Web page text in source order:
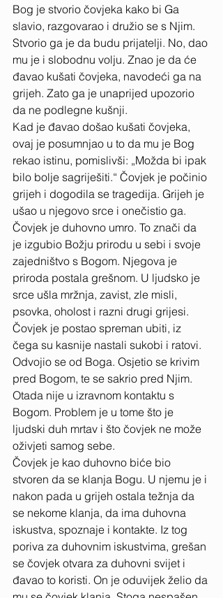
Bog je stvorio čovjeka kako bi Ga
slavio, razgovarao i družio se s Njim.
Stvorio ga je da budu prijatelji. No, dao
mu je i slobodnu volju. Znao je da će
đavao kušati čovjeka, navodeći ga na
grijeh. Zato ga je unaprijed upozorio
da ne podlegne kušnji.
Kad je đavao došao kušati čovjeka,
ovaj je posumnjao u to da mu je Bog
rekao istinu, pomislivši: „Možda bi ipak
bilo bolje sagriješiti.“ Čovjek je počinio
grijeh i dogodila se tragedija. Grijeh je
ušao u njegovo srce i onečistio ga.
Čovjek je duhovno umro. To znači da
je izgubio Božju prirodu u sebi i svoje
zajedništvo s Bogom. Njegova je
priroda postala grešnom. U ljudsko je
srce ušla mržnja, zavist, zle misli,
psovka, oholost i razni drugi grijesi.
Čovjek je postao spreman ubiti, iz
čega su kasnije nastali sukobi i ratovi.
Odvojio se od Boga. Osjetio se krivim
pred Bogom, te se sakrio pred Njim.
Otada nije u izravnom kontaktu s
Bogom. Problem je u tome što je
ljudski duh mrtav i što čovjek ne može
oživjeti samog sebe.
Čovjek je kao duhovno biće bio
stvoren da se klanja Bogu. U njemu je i
nakon pada u grijeh ostala težnja da
se nekome klanja, da ima duhovna
iskustva, spoznaje i kontakte. Iz tog
poriva za duhovnim iskustvima, grešan
se čovjek otvara za duhovni svijet i
đavao to koristi. On je oduvijek želio da